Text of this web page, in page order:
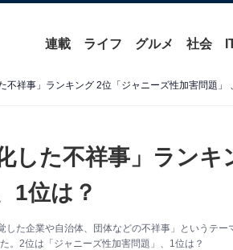
連載 ライフ グルメ 社会
不祥事」ランキング 2位「ジャニーズ性加害問題」
した不祥事」ランキ
1位は？
した企業や自治体、団体などの不祥事」というテー
。2位は「ジャニーズ性加害問題」、1位は？